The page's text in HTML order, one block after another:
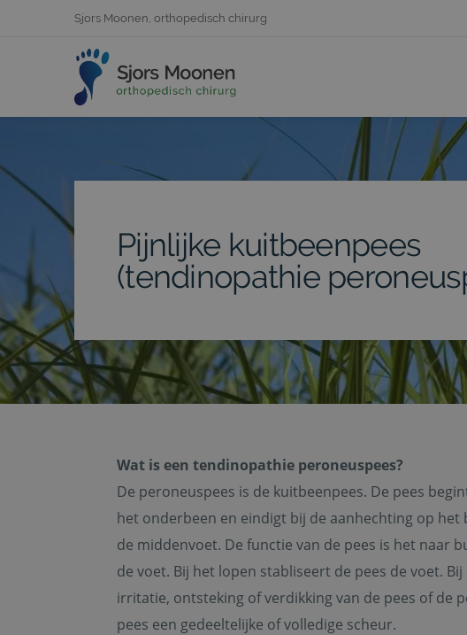
Sjors Moonen, orthopedisch chirurg
Pijnlijke kuitbeenpees
(tendinopathie
Wat is een tendinopathie peroneuspees?
De peroneuspees is de kuitbeenpees. De pees
het onderbeen en eindigt bij de aanhechting op
de middenvoet. De functie van de pees is het naar
de voet. Bij het lopen stabliseert de pees de voet.
irritatie, ontsteking of verdikking van de pees of de
pees een gedeeltelijke of volledige scheur.